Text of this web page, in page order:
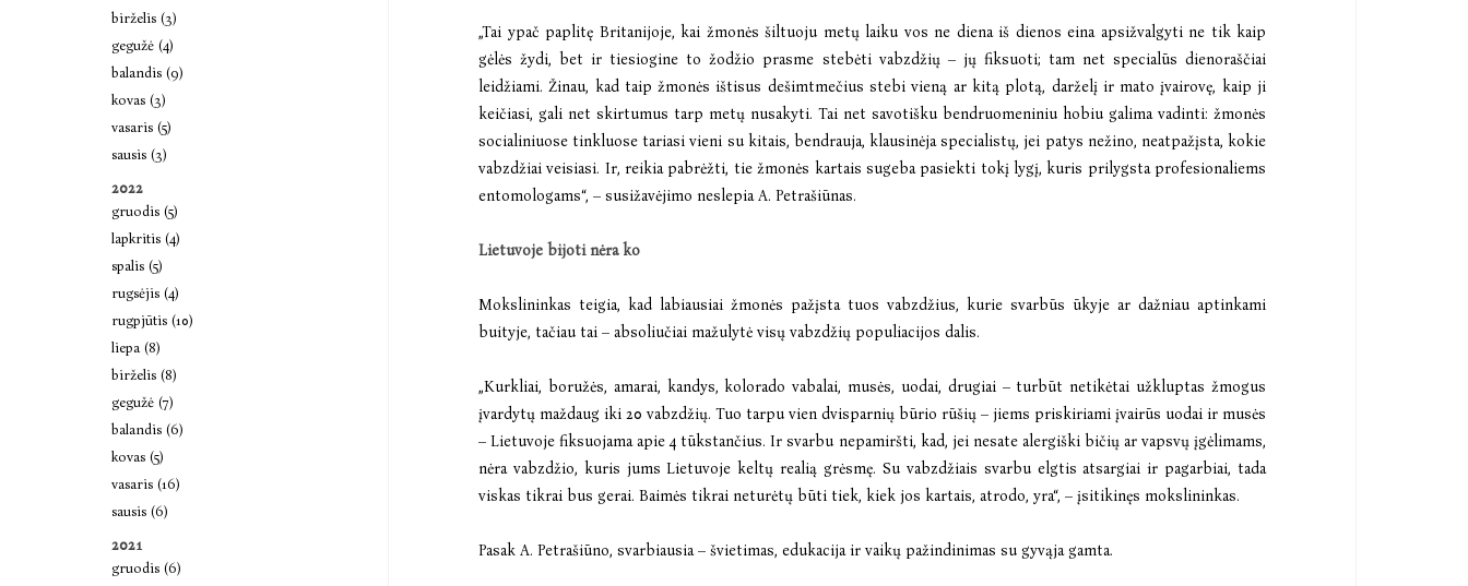
„Tai ypač paplitę Britanijoje, kai žmonės šiltuoju metų laiku vos ne diena iš dienos eina apsižvalgyti ne tik kaip
gėlės žydi, bet ir tiesiogine to žodžio prasme stebėti vabzdžių – jų fiksuoti; tam net specialūs dienoraščiai
leidžiami. Žinau, kad taip žmonės ištisus dešimtmečius stebi vieną ar kitą plotą, darželį ir mato įvairovę, kaip ji
keičiasi, gali net skirtumus tarp metų nusakyti. Tai net savotišku bendruomeniniu hobiu galima vadinti: žmonės
socialiniuose tinkluose tariasi vieni su kitais, bendrauja, klausinėja specialistų, jei patys nežino, neatpažįsta, kokie
vabzdžiai veisiasi. Ir, reikia pabrėžti, tie žmonės kartais sugeba pasiekti tokį lygį, kuris prilygsta profesionaliems
entomologams“, – susižavėjimo neslepia A. Petrašiūnas.
Lietuvoje bijoti nėra ko
Mokslininkas teigia, kad labiausiai žmonės pažįsta tuos vabzdžius, kurie svarbūs ūkyje ar dažniau aptinkami
buityje, tačiau tai – absoliučiai mažulytė visų vabzdžių populiacijos dalis.
„Kurkliai, boružės, amarai, kandys, kolorado vabalai, musės, uodai, drugiai – turbūt netikėtai užkluptas žmogus
įvardytų maždaug iki 20 vabzdžių. Tuo tarpu vien dvisparnių būrio rūšių – jiems priskiriami įvairūs uodai ir musės
– Lietuvoje fiksuojama apie 4 tūkstančius. Ir svarbu nepamiršti, kad, jei nesate alergiški bičių ar vapsvų įgėlimams,
nėra vabzdžio, kuris jums Lietuvoje keltų realią grėsmę. Su vabzdžiais svarbu elgtis atsargiai ir pagarbiai, tada
viskas tikrai bus gerai. Baimės tikrai neturėtų būti tiek, kiek jos kartais, atrodo, yra“, – įsitikinęs mokslininkas.
Pasak A. Petrašiūno, svarbiausia – švietimas, edukacija ir vaikų pažindinimas su gyvąja gamta.
birželis (3)
gegužė (4)
balandis (9)
kovas (3)
vasaris (5)
sausis (3)
2022
gruodis (5)
lapkritis (4)
spalis (5)
rugsėjis (4)
rugpjūtis (10)
liepa (8)
birželis (8)
gegužė (7)
balandis (6)
kovas (5)
vasaris (16)
sausis (6)
2021
gruodis (6)